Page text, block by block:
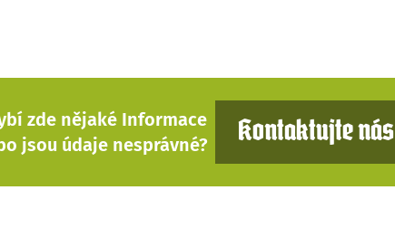
zde nějaké Informace
jsou údaje nesprávné?
Kontaktujte nás